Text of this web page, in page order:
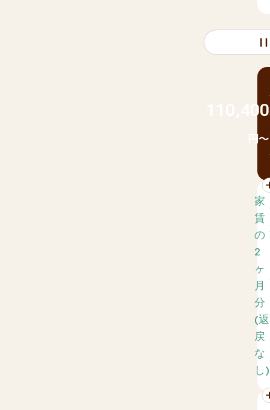
110,400
円～
家
賃
の
2
ヶ
月
分
(返
戻
な
し)